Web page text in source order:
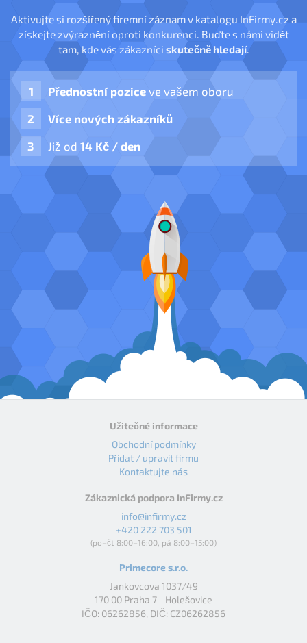
Aktivujte si rozšířený firemní záznam v katalogu InFirmy.cz a
získejte zvýraznění oproti konkurenci. Buďte s námi vidět
tam, kde vás zákazníci skutečně hledají.
Přednostní pozice ve vašem oboru
Více nových zákazníků
Již od 14 Kč / den
Užitečné informace
Obchodní podmínky
Přidat / upravit firmu
Kontaktujte nás
Zákaznická podpora InFirmy.cz
info@infirmy.cz
+420 222 703 501
(po–čt 8:00–16:00, pá 8:00–15:00)
Primecore s.r.o.
Jankovcova 1037/49
170 00 Praha 7 - Holešovice
IČO: 06262856, DIČ: CZ06262856